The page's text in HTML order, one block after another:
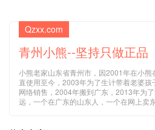
Qzxx.com
青州小熊--坚持只做正品
小熊老家山东省青州市，因2001年在小熊
直使用至今，2003年为了生计带着老婆
网络销售，2004年搬到广东，2013年为
远，一个在广东的山东人，一个在网上卖